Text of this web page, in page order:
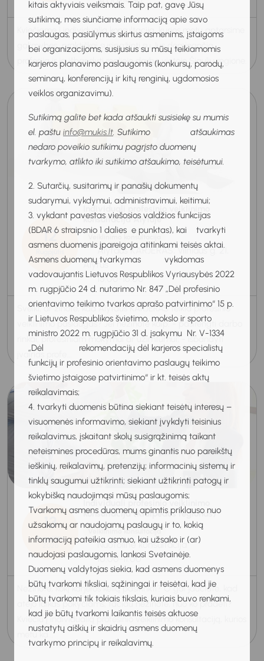
kitais aktyviais veiksmais. Taip pat, gavę Jūsų
sutikimą, mes siunčiame informaciją apie savo
paslaugas, pasiūlymus skirtus asmenims, įstaigoms
bei organizacijoms, susijusius su mūsų teikiamomis
karjeros planavimo paslaugomis (konkursų, parodų,
seminarų, konferencijų ir kitų renginių, ugdomosios
veiklos organizavimu).
Sutikimą galite bet kada atšaukti susisiekę su mumis
el. paštu info@mukis.lt. Sutikimo atšaukimas
nedaro poveikio sutikimu pagrįsto duomenų
tvarkymo, atlikto iki sutikimo atšaukimo, teisėtumui.
2. Sutarčių, susitarimų ir panašių dokumentų
sudarymui, vykdymui, administravimui, keitimui;
3. vykdant pavestas viešosios valdžios funkcijas
(BDAR 6 straipsnio 1 dalies e punktas), kai tvarkyti
asmens duomenis įpareigoja atitinkami teisės aktai.
Asmens duomenų tvarkymas vykdomas
vadovaujantis Lietuvos Respublikos Vyriausybės 2022
m. rugpjūčio 24 d. nutarimo Nr. 847 „Dėl profesinio
orientavimo teikimo tvarkos aprašo patvirtinimo“ 15 p.
ir Lietuvos Respublikos švietimo, mokslo ir sporto
ministro 2022 m. rugpjūčio 31 d. įsakymu Nr. V-1334
„Dėl rekomendacijų dėl karjeros specialistų
funkcijų ir profesinio orientavimo paslaugų teikimo
švietimo įstaigose patvirtinimo“ ir kt. teisės aktų
reikalavimais;
4. tvarkyti duomenis būtina siekiant teisėtų interesų –
visuomenės informavimo, siekiant įvykdyti teisinius
reikalavimus, įskaitant skolų susigrąžinimą taikant
neteismines procedūras, mums ginantis nuo pareikštų
ieškinių, reikalavimų, pretenzijų; informacinių sistemų ir
tinklų saugumui užtikrinti; siekiant užtikrinti patogų ir
kokybišką naudojimąsi mūsų paslaugomis;
Tvarkomų asmens duomenų apimtis priklauso nuo
užsakomų ar naudojamų paslaugų ir to, kokią
informaciją pateikia asmuo, kai užsako ir (ar)
naudojasi paslaugomis, lankosi Svetainėje.
Duomenų valdytojas siekia, kad asmens duomenys
būtų tvarkomi tiksliai, sąžiningai ir teisėtai, kad jie
būtų tvarkomi tik tokiais tikslais, kuriais buvo renkami,
kad jie būtų tvarkomi laikantis teisės aktuose
nustatytų aiškių ir skaidrių asmens duomenų
tvarkymo principų ir reikalavimų.
Kviečiame į individualią konsultaciją, kurios metu aptarsime
galimybes praktiškai susipažinti su Jus dominančia
profesija ir ją išbandyti realioje darbo vietoje Šiaulių regione.
12
2026
Individuali profesinio veiklinimo
konsultacija Alytuje
Veiklinimo konsultacija
Alytaus KARJERAS, Vilniaus g. 21,
Alytus
15:00-16:00
Sveiki, ar žinote, kad Alytaus KARJERAS teikia profesinio
veiklinimo paslaugas? Jei nežinote kaip: - pasirengti darbo
rinkai, profesiniam mokymui ar užimtumui; - išbandyti
įvairias profe...
13
Rugpjūtis
2026
Individuali profesinio veiklinimo
konsultacija (Klaipėdos regionas)
Veiklinimo konsultacija
Nuotolinė konsultacija
10:00-11:00
Nežinote, kokį karjeros kelią pasirinkti? O gal jaučiate, kad
atėjo laikas pokyčiams, tačiau nežinote, nuo ko pradėti?
Kviečiu į individualią profesinio veiklinimo konsultaciją, kurios
metu ka...